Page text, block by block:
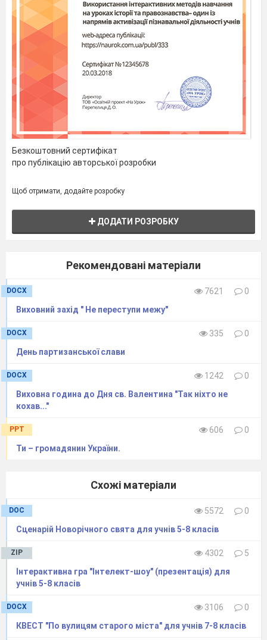
Безкоштовний сертифікат
про публікацію авторської розробки
Щоб отримати, додайте розробку
ДОДАТИ РОЗРОБКУ
Рекомендовані матеріали
DOCX 7621
0
Виховний захід " Не переступи межу"
DOCX 335
0
День партизанської слави
DOCX 1242
0
Виховна година до Дня св. Валентина "Так ніхто не
кохав..."
PPT 606
0
Ти – громадянин України.
Схожі матеріали
DOC 5572
0
Сценарій Новорічного свята для учнів 5-8 класів
ZIP 4302
5
Інтерактивна гра "Інтелект-шоу" (презентація) для
учнів 5-8 класів
DOCX 3106
0
КВЕСТ "По вулицям старого міста" для учнів 7-8 класів